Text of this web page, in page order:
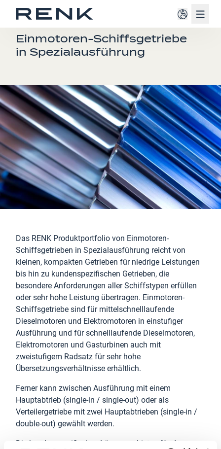
EINMOTOREN-SCHIFFSGETRIEBE
Einmotoren-Schiffsgetriebe
in Spezialausführung
Das RENK Produktportfolio von Einmotoren-
Schiffsgetrieben in Spezialausführung reicht von
kleinen, kompakten Getrieben für niedrige Leistungen
bis hin zu kundenspezifischen Getrieben, die
besondere Anforderungen aller Schiffstypen erfüllen
oder sehr hohe Leistung übertragen. Einmotoren-
Schiffsgetriebe sind für mittelschnelllaufende
Dieselmotoren und Elektromotoren in einstufiger
Ausführung und für schnelllaufende Dieselmotoren,
Elektromotoren und Gasturbinen auch mit
zweistufigem Radsatz für sehr hohe
Übersetzungsverhältnisse erhältlich.
Ferner kann zwischen Ausführung mit einem
Hauptabtrieb (single-in / single-out) oder als
Verteilergetriebe mit zwei Hauptabtrieben (single-in /
double-out) gewählt werden.
Die kundenspezifischen Lösungen bieten für den